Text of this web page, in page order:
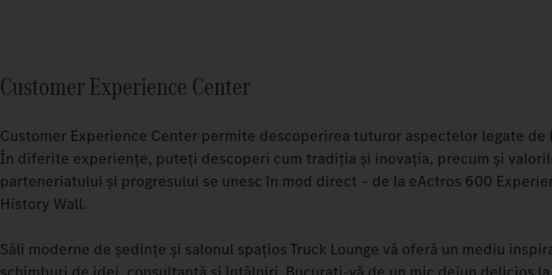
Customer Experience Center
Customer Experience Center permite descoperirea tuturor aspectelor legate de
În diferite experiențe, puteți descoperi cum tradiția și inovația, precum și
parteneriatului și progresului se unesc în mod direct – de la eActros 600
History Wall.
Săli moderne de ședințe și salonul spațios Truck Lounge vă oferă un mediu